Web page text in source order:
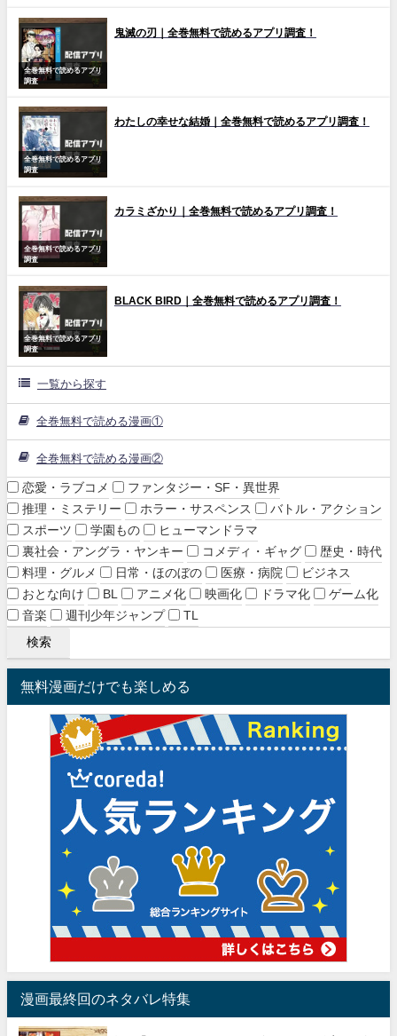
全巻無料で読めるアプリ
調査
鬼滅の刃｜全巻無料で読めるアプリ調査！
全巻無料で読めるアプリ
調査
わたしの幸せな結婚｜全巻無料で読めるアプリ調査！
全巻無料で読めるアプリ
調査
カラミざかり｜全巻無料で読めるアプリ調査！
全巻無料で読めるアプリ
調査
BLACK BIRD｜全巻無料で読めるアプリ調査！
一覧から探す
全巻無料で読める漫画①
全巻無料で読める漫画②
恋愛・ラブコメ
ファンタジー・SF・異世界
推理・ミステリー
ホラー・サスペンス
バトル・アクション
スポーツ
学園もの
ヒューマンドラマ
裏社会・アングラ・ヤンキー
コメディ・ギャグ
歴史・時代
料理・グルメ
日常・ほのぼの 医療・病院
ビジネス
おとな向け
BL アニメ化 映画化 ドラマ化
ゲーム化
音楽
週刊少年ジャンプ TL
無料漫画だけでも楽しめる
漫画最終回のネタバレ特集